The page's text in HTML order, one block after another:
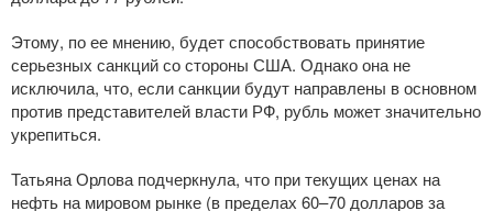
Этому, по ее мнению, будет способствовать принятие
серьезных санкций со стороны США. Однако она не
исключила, что, если санкции будут направлены в основном
против представителей власти РФ, рубль может значительно
укрепиться.
Татьяна Орлова подчеркнула, что при текущих ценах на
нефть на мировом рынке (в пределах 60–70 долларов за